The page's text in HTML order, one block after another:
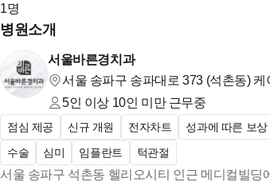
1명
병원소개
서울바른경치과
서울 송파구 송파대로 373 (석촌동) 케
5인 이상 10인 미만근무중
점심 제공 신규 개원 전자차트 성과에 따른 보상
수술
심미 임플란트 턱관절
서울 송파구 석촌동 헬리오시티 인근 메디컬빌딩